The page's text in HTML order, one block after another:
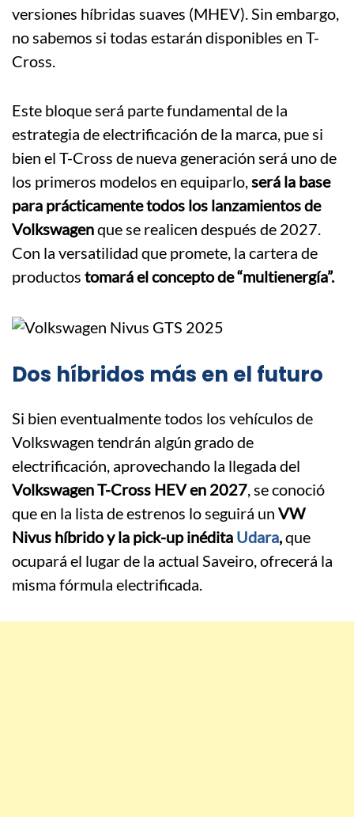
versiones híbridas suaves (MHEV). Sin embargo,
no sabemos si todas estarán disponibles en T-
Cross.
Este bloque será parte fundamental de la
estrategia de electrificación de la marca, pue si
bien el T-Cross de nueva generación será uno de
los primeros modelos en equiparlo, será la base
para prácticamente todos los lanzamientos de
Volkswagenque se realicen después de 2027.
Con la versatilidad que promete, la cartera de
productos tomará el concepto de “multienergía”.
Dos híbridos más en el futuro
Si bien eventualmente todos los vehículos de
Volkswagen tendrán algún grado de
electrificación, aprovechando la llegada del
Volkswagen T-Cross HEV en 2027, se conoció
que en la lista de estrenos lo seguirá un VW
Nivus híbrido y la pick-up inédita Udara,que
ocupará el lugar de la actual Saveiro, ofrecerá la
misma fórmula electrificada.